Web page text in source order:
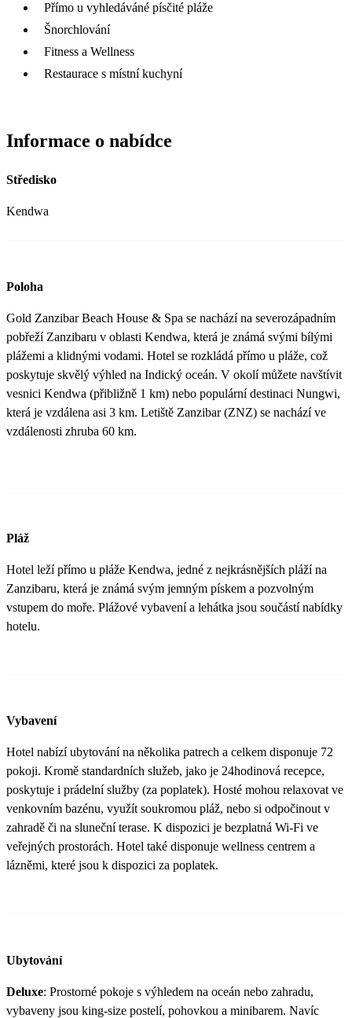
Přímo u vyhledáváné písčité pláže
Šnorchlování
Fitness a Wellness
Restaurace s místní kuchyní
Informace o nabídce
Středisko
Kendwa
Poloha
Gold Zanzibar Beach House & Spa se nachází na severozápadním
pobřeží Zanzibaru v oblasti Kendwa, která je známá svými bílými
plážemi a klidnými vodami. Hotel se rozkládá přímo u pláže, což
poskytuje skvělý výhled na Indický oceán. V okolí můžete navštívit
vesnici Kendwa (přibližně 1 km) nebo populární destinaci Nungwi,
která je vzdálena asi 3 km. Letiště Zanzibar (ZNZ) se nachází ve
vzdálenosti zhruba 60 km.
Pláž
Hotel leží přímo u pláže Kendwa, jedné z nejkrásnějších pláží na
Zanzibaru, která je známá svým jemným pískem a pozvolným
vstupem do moře. Plážové vybavení a lehátka jsou součástí nabídky
hotelu.
Vybavení
Hotel nabízí ubytování na několika patrech a celkem disponuje 72
pokoji. Kromě standardních služeb, jako je 24hodinová recepce,
poskytuje i prádelní služby (za poplatek). Hosté mohou relaxovat ve
venkovním bazénu, využít soukromou pláž, nebo si odpočinout v
zahradě či na sluneční terase. K dispozici je bezplatná Wi-Fi ve
veřejných prostorách. Hotel také disponuje wellness centrem a
lázněmi, které jsou k dispozici za poplatek.
Ubytování
Deluxe: Prostorné pokoje s výhledem na oceán nebo zahradu,
vybaveny jsou king-size postelí, pohovkou a minibarem. Navíc